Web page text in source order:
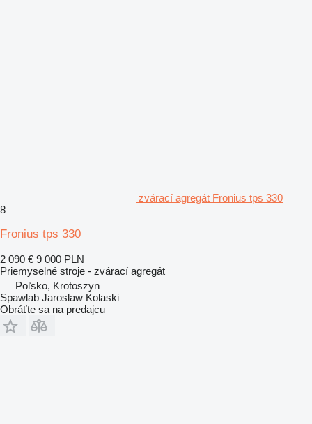
zvárací agregát Fronius tps 330
8
Fronius tps 330
2 090 € 9 000 PLN
Priemyselné stroje - zvárací agregát
Poľsko, Krotoszyn
Spawlab Jaroslaw Kolaski
Obráťte sa na predajcu